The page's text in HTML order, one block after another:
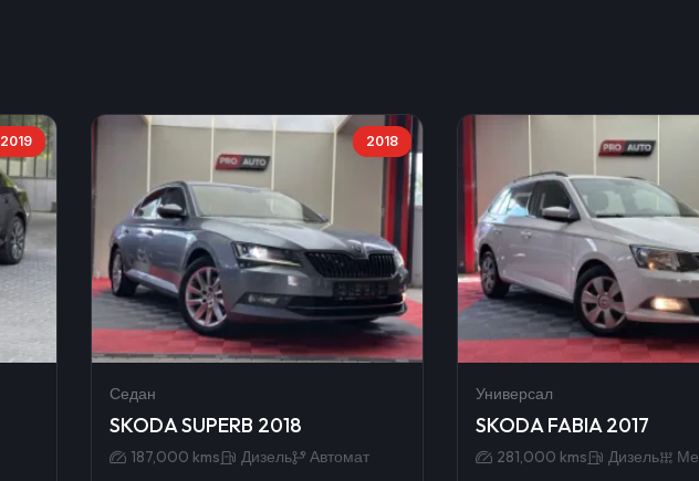
2019 2018
Седан
SKODA SUPERB 2018
187,000 kms Дизель Автомат
Универсал
SKODA FABIA 2017
281,000 kms Дизель